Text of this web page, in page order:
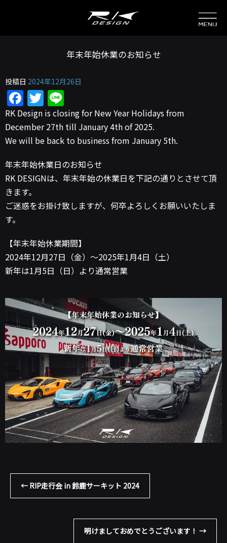
年末年始休業のお知らせ
投稿日 2024年12月26日
Facebook
Twitter
RK Design is closing for New Year Holidays from
December 27th till January 4th of 2025.
We will be back to business from January 5th.
年末年始休業日のお知らせ
RK DESIGNは、年末年始の休業日を下記の通りとさせて頂
きます。
ご迷惑をお掛け致しますが、何卒よろしくお願いいたしま
す。
【年末年始休業期間】
2024年12月27日（金）～2025年1月4日（土）
新年は1月5日（日）より通常営業
← RIP走行会 in 鈴鹿サーキット 2024
明けましておめでとうございます！ →